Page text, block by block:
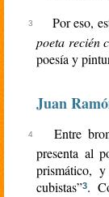
Por eso,
poeta recién
poesía y
Juan
Entre
presenta al
prismático,
cubistas”3.